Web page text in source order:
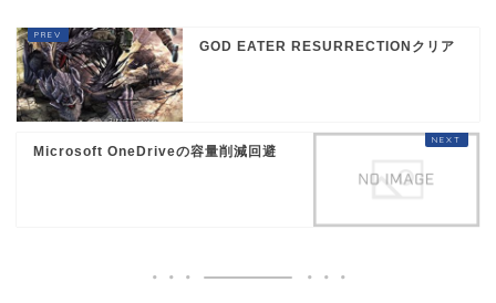
GOD EATER RESURRECTIONクリア
Microsoft OneDriveの容量削減回避